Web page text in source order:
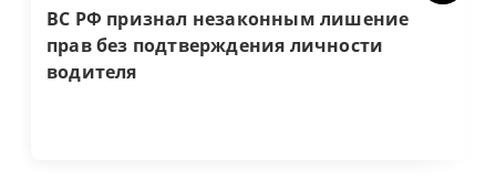
ВС РФ признал незаконным лишение
прав без подтверждения личности
водителя